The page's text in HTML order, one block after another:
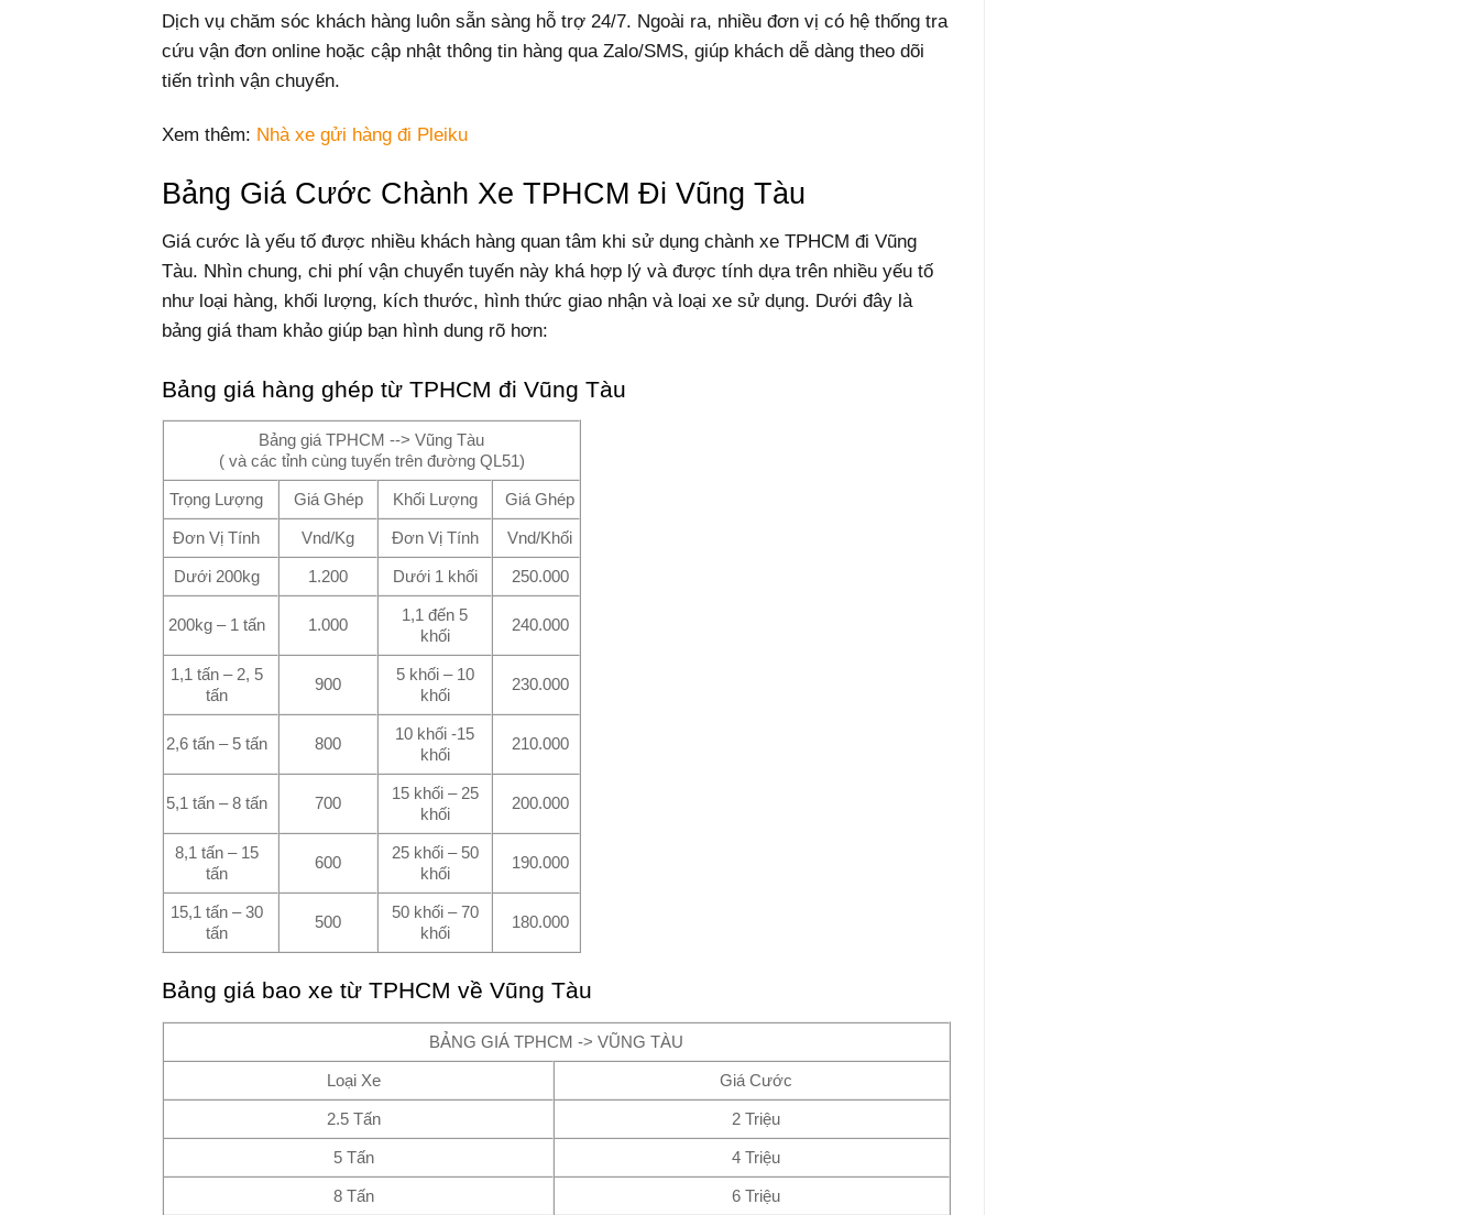
Dịch vụ chăm sóc khách hàng luôn sẵn sàng hỗ trợ 24/7. Ngoài ra, nhiều đơn vị có hệ thống tra
cứu vận đơn online hoặc cập nhật thông tin hàng qua Zalo/SMS, giúp khách dễ dàng theo dõi
tiến trình vận chuyển.
Xem thêm: Nhà xe gửi hàng đi Pleiku
Bảng Giá Cước Chành Xe TPHCM Đi Vũng Tàu
Giá cước là yếu tố được nhiều khách hàng quan tâm khi sử dụng chành xe TPHCM đi Vũng
Tàu. Nhìn chung, chi phí vận chuyển tuyến này khá hợp lý và được tính dựa trên nhiều yếu tố
như loại hàng, khối lượng, kích thước, hình thức giao nhận và loại xe sử dụng. Dưới đây là
bảng giá tham khảo giúp bạn hình dung rõ hơn:
Bảng giá hàng ghép từ TPHCM đi Vũng Tàu
Bảng giá TPHCM --> Vũng Tàu
( và các tỉnh cùng tuyến trên đường QL51)
Trọng Lượng Giá Ghép Khối Lượng Giá Ghép
Đơn Vị Tính Vnd/Kg Đơn Vị Tính Vnd/Khối
Dưới 200kg 1.200 Dưới 1 khối 250.000
200kg – 1 tấn 1.000
1,1 đến 5
khối
240.000
1,1 tấn – 2, 5
tấn
900
5 khối – 10
khối
230.000
2,6 tấn – 5 tấn 800
10 khối -15
khối
210.000
5,1 tấn – 8 tấn 700
15 khối – 25
khối
200.000
8,1 tấn – 15
tấn
600
25 khối – 50
khối
190.000
15,1 tấn – 30
tấn
500
50 khối – 70
khối
180.000
Bảng giá bao xe từ TPHCM về Vũng Tàu
BẢNG GIÁ TPHCM -> VŨNG TÀU
Loại Xe Giá Cước
2.5 Tấn 2 Triệu
5 Tấn 4 Triệu
8 Tấn 6 Triệu